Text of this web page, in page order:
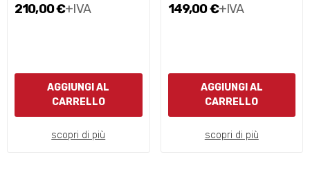
210,00 €+IVA
AGGIUNGI AL
CARRELLO
scopri di più
149,00 €+IVA
AGGIUNGI AL
CARRELLO
scopri di più